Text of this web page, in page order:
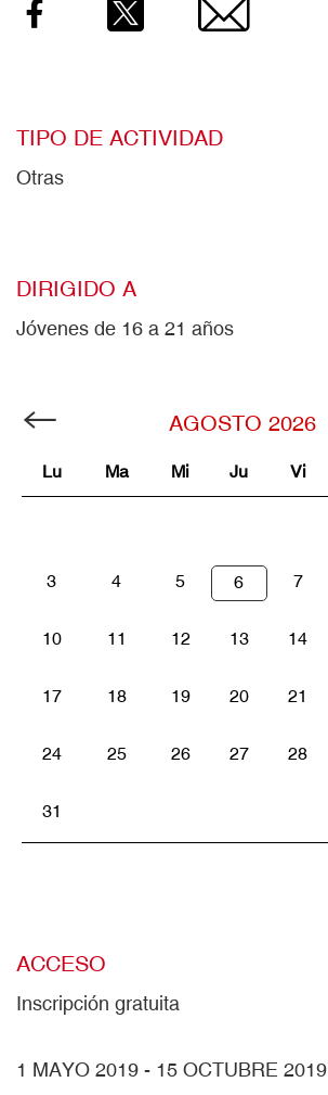
Facebook Twitter Email
TIPO DE ACTIVIDAD
Otras
DIRIGIDO A
Jóvenes de 16 a 21 años
AGOSTO 2026
Lu Ma Mi Ju Vi
3 4 5 6 7
10 11 12 13 14
17 18 19 20 21
24 25 26 27 28
31
ACCESO
Inscripción gratuita
1 MAYO 2019 - 15 OCTUBRE 2019